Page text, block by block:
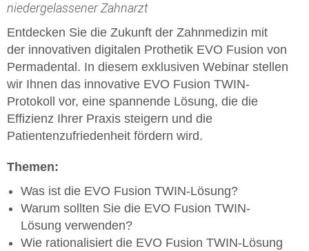
niedergelassener Zahnarzt
Entdecken Sie die Zukunft der Zahnmedizin mit
der innovativen digitalen Prothetik EVO Fusion von
Permadental. In diesem exklusiven Webinar stellen
wir Ihnen das innovative EVO Fusion TWIN-
Protokoll vor, eine spannende Lösung, die die
Effizienz Ihrer Praxis steigern und die
Patientenzufriedenheit fördern wird.
Themen:
Was ist die EVO Fusion TWIN-Lösung?
Warum sollten Sie die EVO Fusion TWIN-
Lösung verwenden?
Wie rationalisiert die EVO Fusion TWIN-Lösung